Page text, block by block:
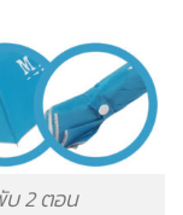
2 ตอน